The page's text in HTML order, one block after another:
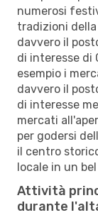
numerosi
tradizioni
davvero il
di interesse di
esempio i
davvero il
di interesse
mercati
per godersi
il centro
locale in un
Attività
durante